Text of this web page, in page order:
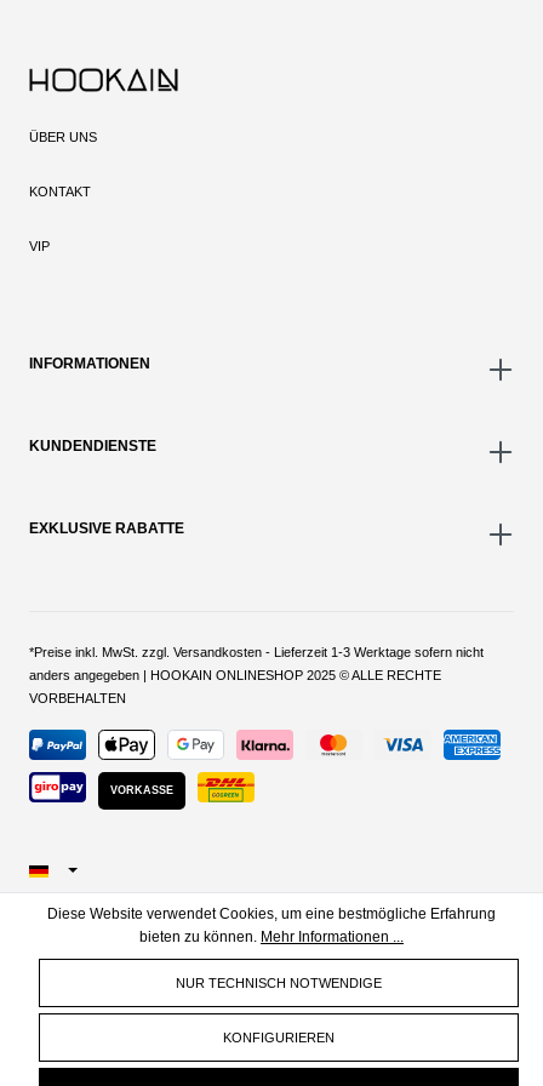
ÜBER UNS
KONTAKT
VIP
INFORMATIONEN
KUNDENDIENSTE
EXKLUSIVE RABATTE
*Preise inkl. MwSt. zzgl. Versandkosten - Lieferzeit 1-3 Werktage sofern nicht
anders angegeben | HOOKAIN ONLINESHOP 2025 © ALLE RECHTE
VORBEHALTEN
VORKASSE
Diese Website verwendet Cookies, um eine bestmögliche Erfahrung
bieten zu können. Mehr Informationen ...
NUR TECHNISCH NOTWENDIGE
KONFIGURIEREN